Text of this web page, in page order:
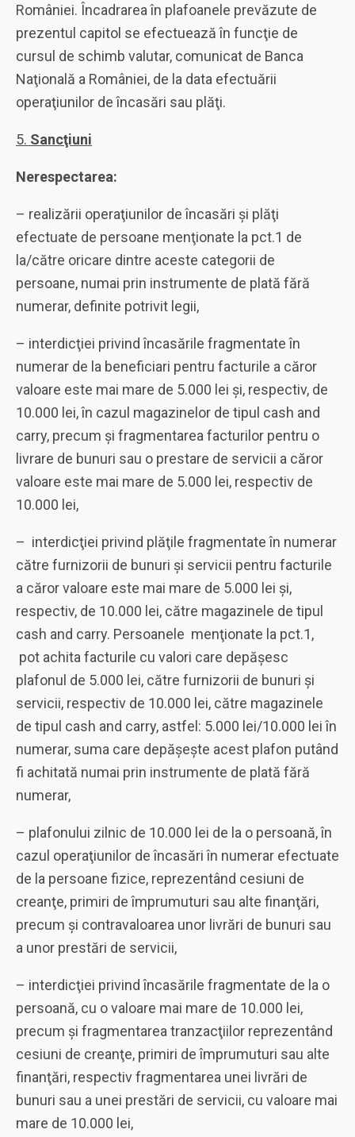
României. Încadrarea în plafoanele prevăzute de
prezentul capitol se efectuează în funcţie de
cursul de schimb valutar, comunicat de Banca
Naţională a României, de la data efectuării
operaţiunilor de încasări sau plăţi.
5. Sancţiuni
Nerespectarea:
– realizării operaţiunilor de încasări şi plăţi
efectuate de persoane menţionate la pct.1 de
la/către oricare dintre aceste categorii de
persoane, numai prin instrumente de plată fără
numerar, definite potrivit legii,
– interdicţiei privind încasările fragmentate în
numerar de la beneficiari pentru facturile a căror
valoare este mai mare de 5.000 lei şi, respectiv, de
10.000 lei, în cazul magazinelor de tipul cash and
carry, precum şi fragmentarea facturilor pentru o
livrare de bunuri sau o prestare de servicii a căror
valoare este mai mare de 5.000 lei, respectiv de
10.000 lei,
– interdicţiei privind plăţile fragmentate în numerar
către furnizorii de bunuri şi servicii pentru facturile
a căror valoare este mai mare de 5.000 lei şi,
respectiv, de 10.000 lei, către magazinele de tipul
cash and carry. Persoanele menţionate la pct.1,
pot achita facturile cu valori care depăşesc
plafonul de 5.000 lei, către furnizorii de bunuri şi
servicii, respectiv de 10.000 lei, către magazinele
de tipul cash and carry, astfel: 5.000 lei/10.000 lei în
numerar, suma care depăşeşte acest plafon putând
fi achitată numai prin instrumente de plată fără
numerar,
– plafonului zilnic de 10.000 lei de la o persoană, în
cazul operaţiunilor de încasări în numerar efectuate
de la persoane fizice, reprezentând cesiuni de
creanţe, primiri de împrumuturi sau alte finanţări,
precum şi contravaloarea unor livrări de bunuri sau
a unor prestări de servicii,
– interdicţiei privind încasările fragmentate de la o
persoană, cu o valoare mai mare de 10.000 lei,
precum şi fragmentarea tranzacţiilor reprezentând
cesiuni de creanţe, primiri de împrumuturi sau alte
finanţări, respectiv fragmentarea unei livrări de
bunuri sau a unei prestări de servicii, cu valoare mai
mare de 10.000 lei,